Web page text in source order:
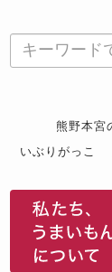
熊野本宮
いぶりがっこ